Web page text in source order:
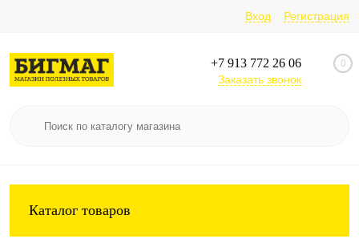
Вход Регистрация
+7 913 772 26 06
Заказать звонок
0
Каталог товаров